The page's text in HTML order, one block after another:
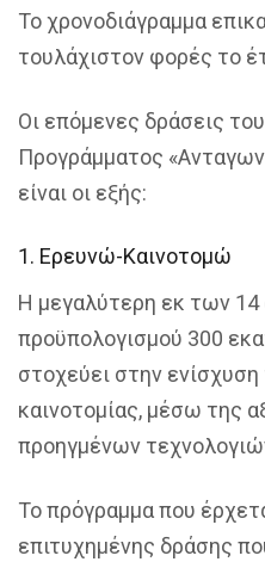
Το χρονοδιάγραμμα
τουλάχιστον φορές το
Οι επόμενες δράσεις
Προγράμματος
είναι οι εξής:
1. Ερευνώ-Καινοτομώ
Η μεγαλύτερη εκ των
προϋπολογισμού 300
στοχεύει στην
καινοτομίας, μέσω της
προηγμένων
Το πρόγραμμα που
επιτυχημένης δράσης